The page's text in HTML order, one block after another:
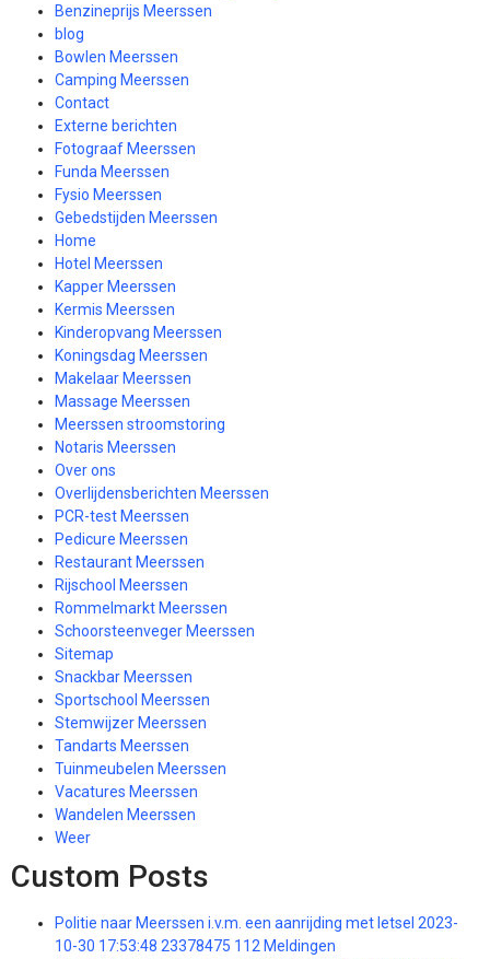
Benzineprijs Meerssen
blog
Bowlen Meerssen
Camping Meerssen
Contact
Externe berichten
Fotograaf Meerssen
Funda Meerssen
Fysio Meerssen
Gebedstijden Meerssen
Home
Hotel Meerssen
Kapper Meerssen
Kermis Meerssen
Kinderopvang Meerssen
Koningsdag Meerssen
Makelaar Meerssen
Massage Meerssen
Meerssen stroomstoring
Notaris Meerssen
Over ons
Overlijdensberichten Meerssen
PCR-test Meerssen
Pedicure Meerssen
Restaurant Meerssen
Rijschool Meerssen
Rommelmarkt Meerssen
Schoorsteenveger Meerssen
Sitemap
Snackbar Meerssen
Sportschool Meerssen
Stemwijzer Meerssen
Tandarts Meerssen
Tuinmeubelen Meerssen
Vacatures Meerssen
Wandelen Meerssen
Weer
Custom Posts
Politie naar Meerssen i.v.m. een aanrijding met letsel 2023-
10-30 17:53:48 23378475 112 Meldingen